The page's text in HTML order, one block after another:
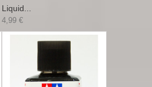
Liquid...
4,99 €